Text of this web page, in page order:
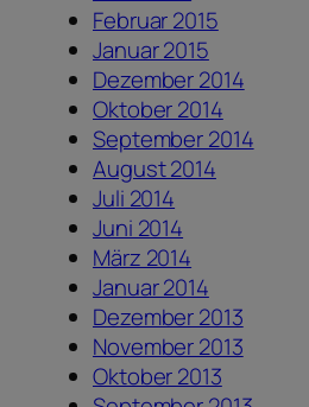
Februar 2015
Januar 2015
Dezember 2014
Oktober 2014
September 2014
August 2014
Juli 2014
Juni 2014
März 2014
Januar 2014
Dezember 2013
November 2013
Oktober 2013